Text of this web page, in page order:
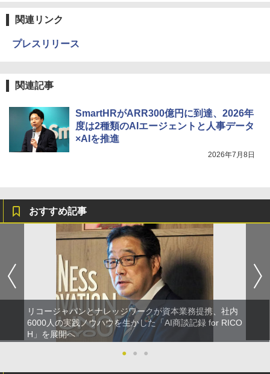
関連リンク
プレスリリース
関連記事
SmartHRがARR300億円に到達、2026年
度は2種類のAIエージェントと人事データ
×AIを推進
2026年7月8日
おすすめ記事
リコージャパンとナレッジワークが資本業務提携、社内
6000人の実践ノウハウを生かした「AI商談記録 for RICO
H」を展開へ
●
● ●